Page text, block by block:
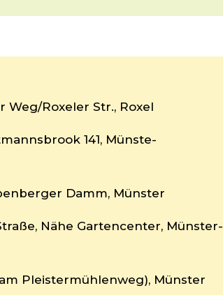
Weg/Roxeler Str., Roxel
141, Münste-
Damm, Münster
Nähe Gartencenter, Münster-
Pleistermühlenweg), Münster